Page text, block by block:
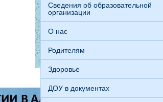
Сведения об образовательной
организации
О нас
Родителям
Здоровье
ДОУ в документах